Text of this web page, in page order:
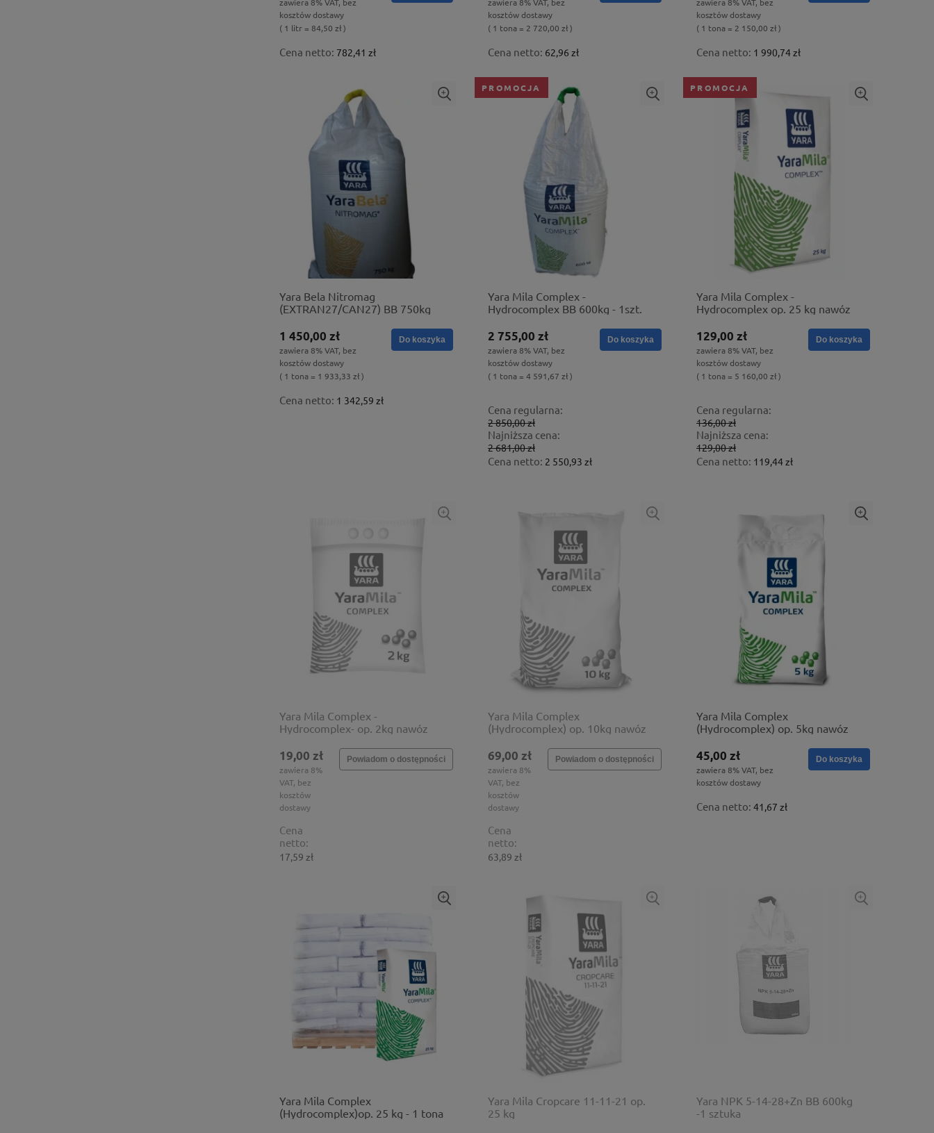
kosztów dostawy
( 1 litr = 84,50 zł )
Cena netto: 782,41 zł
kosztów dostawy
( 1 tona = 2 720,00 zł )
Cena netto: 62,96 zł
kosztów dostawy
( 1 tona = 2 150,00 zł )
Cena netto: 1 990,74 zł
Yara Bela Nitromag
(EXTRAN27/CAN27) BB 750kg
1 450,00 zł
zawiera 8% VAT, bez
kosztów dostawy
( 1 tona = 1 933,33 zł )
Cena netto: 1 342,59 zł
Do koszyka
Yara Mila Complex -
Hydrocomplex BB 600kg - 1szt.
2 755,00 zł
zawiera 8% VAT, bez
kosztów dostawy
( 1 tona = 4 591,67 zł )
Cena regularna:
2 850,00 zł
Najniższa cena:
2 681,00 zł
Cena netto: 2 550,93 zł
Do koszyka
PROMOCJA
Yara Mila Complex -
Hydrocomplex op. 25 kg nawóz
129,00 zł
zawiera 8% VAT, bez
kosztów dostawy
( 1 tona = 5 160,00 zł )
Cena regularna:
136,00 zł
Najniższa cena:
129,00 zł
Cena netto: 119,44 zł
Do koszyka
PROMOCJA
Yara Mila Complex -
Hydrocomplex- op. 2kg nawóz
19,00 zł
zawiera 8%
VAT, bez
kosztów
dostawy
Cena
netto:
17,59 zł
Powiadom o dostępności
Yara Mila Complex
(Hydrocomplex) op. 10kg nawóz
69,00 zł
zawiera 8%
VAT, bez
kosztów
dostawy
Cena
netto:
63,89 zł
Powiadom o dostępności
Yara Mila Complex
(Hydrocomplex) op. 5kg nawóz
45,00 zł
zawiera 8% VAT, bez
kosztów dostawy
Cena netto: 41,67 zł
Do koszyka
Yara Mila Complex
(Hydrocomplex)op. 25 kg - 1 tona
Yara Mila Cropcare 11-11-21 op.
25 kg
Yara NPK 5-14-28+Zn BB 600kg
-1 sztuka